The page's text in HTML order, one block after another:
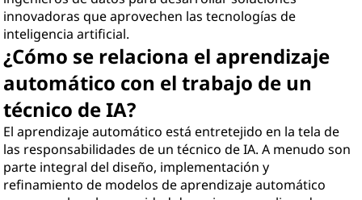
innovadoras que aprovechen las tecnologías de
inteligencia artificial.
¿Cómo se relaciona el aprendizaje
automático con el trabajo de un
técnico de IA?
El aprendizaje automático está entretejido en la tela de
las responsabilidades de un técnico de IA. A menudo son
parte integral del diseño, implementación y
refinamiento de modelos de aprendizaje automático